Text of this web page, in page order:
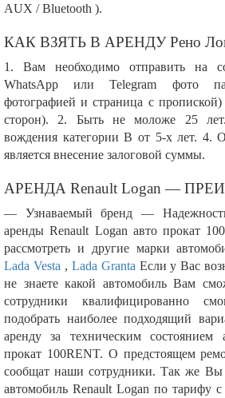
AUX / Bluetooth ).
КАК ВЗЯТЬ В АРЕНДУ Рено
1. Вам необходимо отправить на
WhatsApp или Telegram фото
фотографией и страница с
сторон). 2. Быть не моложе 25
вождения категории В от 5-х лет. 4.
является внесение залоговой суммы.
АРЕНДА Renault Logan —
— Узнаваемый бренд —
аренды Renault Logan авто прокат
рассмотреть и другие марки
Lada Vesta , Lada Granta Если у Вас
не знаете какой автомобиль Вам
сотрудники квалифицированно
подобрать наиболее подходящий
аренду за техническим состоянием
прокат 100RENT. О предстоящем
сообщат наши сотрудники. Так же Вы
автомобиль Renault Logan по тарифу